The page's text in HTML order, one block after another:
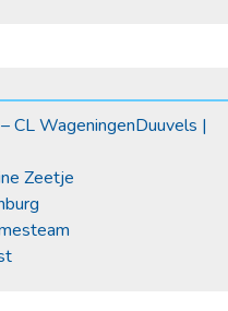
CL WageningenDuuvels |
Zeetje